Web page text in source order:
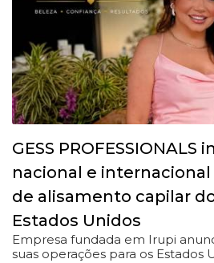
GESS PROFESSIONALS
nacional e
de alisamento capilar
Estados Unidos
Empresa fundada em Irupi
suas operações para os Estados